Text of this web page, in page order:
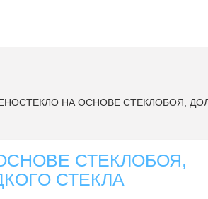
НА ОСНОВЕ СТЕКЛОБОЯ,
СТЕКЛОБОЯ,
СТЕКЛА